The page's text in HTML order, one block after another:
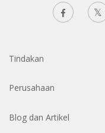
Tindakan
Perusahaan
Blog dan Artikel